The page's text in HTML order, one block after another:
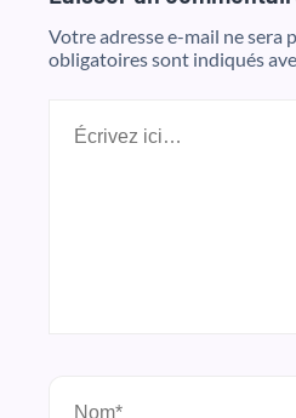
Votre adresse e-mail ne sera
obligatoires sont indiqués
ici…